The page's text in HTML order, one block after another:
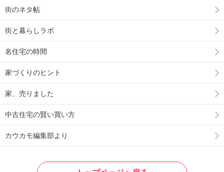
街のネタ帖
街と暮らしラボ
名住宅の時間
家づくりのヒント
家、売りました
中古住宅の賢い買い方
カウカモ編集部より